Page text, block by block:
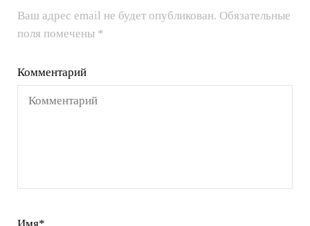
Ваш адрес email не будет опубликован. Обязательные
поля помечены *
Комментарий